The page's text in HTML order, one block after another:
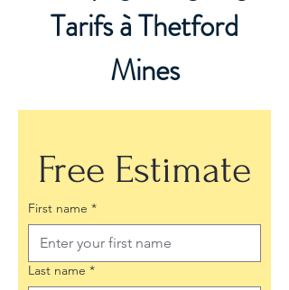
Tarifs à Thetford
Mines
Free Estimate
First name *
Last name *